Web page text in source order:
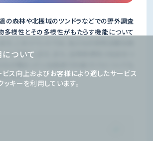
ついて
ビス向上およびお客様により適したサービス
ッキーを利用しています。
の森林や北極域のツンドラなどでの野外調査
多様性とその多様性がもたらす機能について
てご紹介します。また、生物多様性と社会をつ
します。